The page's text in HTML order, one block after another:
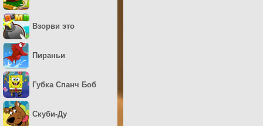
Взорви это
Пираньи
Губка Спанч Боб
Скуби-Ду